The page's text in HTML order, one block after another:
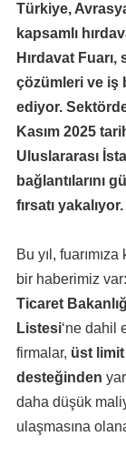
Türkiye,
kapsamlı
Hırdavat
çözümleri ve iş
ediyor.
Kasım 2025
Uluslararası
bağlantılarını
fırsatı yakalıyor.
Bu yıl,
bir haberimiz
Ticaret
Listesi‘ne dahil
firmalar, üst limit
desteğinden
daha düşük
ulaşmasına